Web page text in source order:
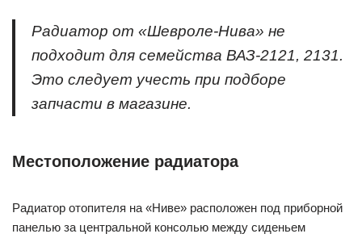
Радиатор от «Шевроле-Нива» не
подходит для семейства ВАЗ-2121, 2131.
Это следует учесть при подборе
запчасти в магазине.
Местоположение радиатора
Радиатор отопителя на «Ниве» расположен под приборной
панелью за центральной консолью между сиденьем